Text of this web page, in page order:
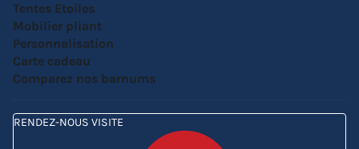
Tentes Etoiles
Mobilier pliant
Personnalisation
Carte cadeau
Comparez nos barnums
RENDEZ-NOUS VISITE